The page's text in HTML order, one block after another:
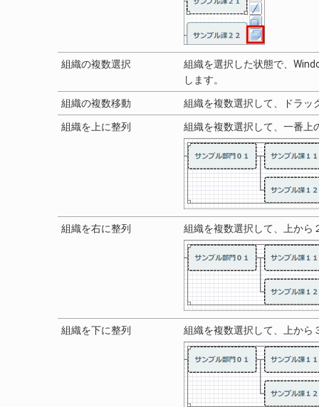
組織の複数選択
組織を選択した状態で、
します。
組織の複数移動 組織を複数選択して、ドラッ
組織を上に整列 組織を複数選択して、一番上
組織を右に整列 組織を複数選択して、上から
組織を下に整列 組織を複数選択して、上から